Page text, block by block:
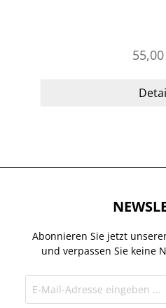
Abonnieren Sie jetzt
und verpassen Sie keine